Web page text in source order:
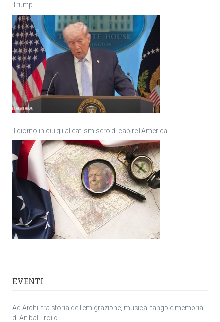
Trump
Il giorno in cui gli alleati smisero di capire l’America
EVENTI
Ad Archi, tra storia dell’emigrazione, musica, tango e memoria
di Anìbal Troilo